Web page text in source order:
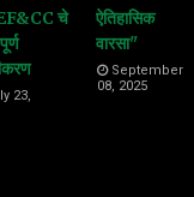
चे
23,
ऐतिहासिक
वारसा"
September
08, 2025